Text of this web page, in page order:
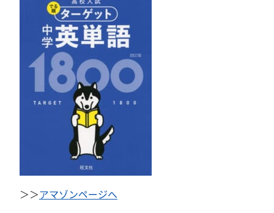
＞＞アマゾンページへ